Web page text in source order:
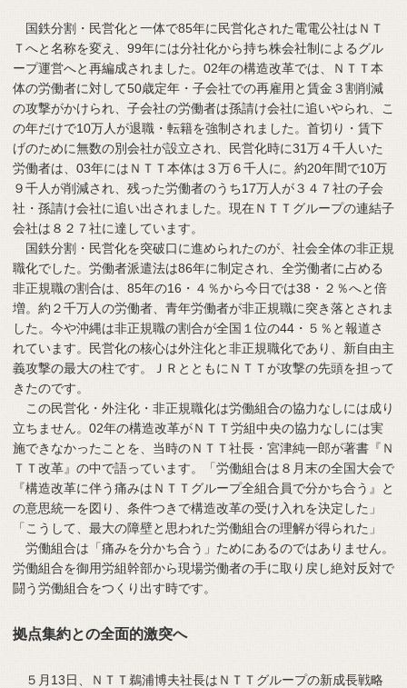
国鉄分割・民営化と一体で85年に民営化された電電公社はＮＴ
Ｔへと名称を変え、99年には分社化から持ち株会社制によるグル
ープ運営へと再編成されました。02年の構造改革では、ＮＴＴ本
体の労働者に対して50歳定年・子会社での再雇用と賃金３割削減
の攻撃がかけられ、子会社の労働者は孫請け会社に追いやられ、こ
の年だけで10万人が退職・転籍を強制されました。首切り・賃下
げのために無数の別会社が設立され、民営化時に31万４千人いた
労働者は、03年にはＮＴＴ本体は３万６千人に。約20年間で10万
９千人が削減され、残った労働者のうち17万人が３４７社の子会
社・孫請け会社に追い出されました。現在ＮＴＴグループの連結子
会社は８２７社に達しています。
国鉄分割・民営化を突破口に進められたのが、社会全体の非正規
職化でした。労働者派遣法は86年に制定され、全労働者に占める
非正規職の割合は、85年の16・４％から今日では38・２％へと倍
増。約２千万人の労働者、青年労働者が非正規職に突き落とされま
した。今や沖縄は非正規職の割合が全国１位の44・５％と報道さ
れています。民営化の核心は外注化と非正規職化であり、新自由主
義攻撃の最大の柱です。ＪＲとともにＮＴＴが攻撃の先頭を担って
きたのです。
この民営化・外注化・非正規職化は労働組合の協力なしには成り
立ちません。02年の構造改革がＮＴＴ労組中央の協力なしには実
施できなかったことを、当時のＮＴＴ社長・宮津純一郎が著書『Ｎ
ＴＴ改革』の中で語っています。「労働組合は８月末の全国大会で
『構造改革に伴う痛みはＮＴＴグループ全組合員で分かち合う』と
の意思統一を図り、条件つきで構造改革の受け入れを決定した」
「こうして、最大の障壁と思われた労働組合の理解が得られた」
労働組合は「痛みを分かち合う」ためにあるのではありません。
労働組合を御用労組幹部から現場労働者の手に取り戻し絶対反対で
闘う労働組合をつくり出す時です。
拠点集約との全面的激突へ
５月13日、ＮＴＴ鵜浦博夫社長はＮＴＴグループの新成長戦略